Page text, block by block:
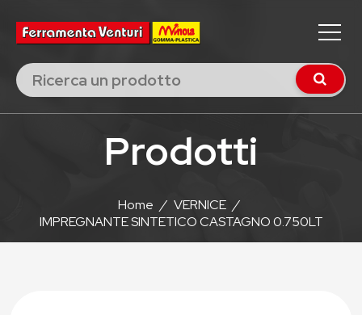
Prodotti
Home / VERNICE /
IMPREGNANTE SINTETICO CASTAGNO 0.750LT